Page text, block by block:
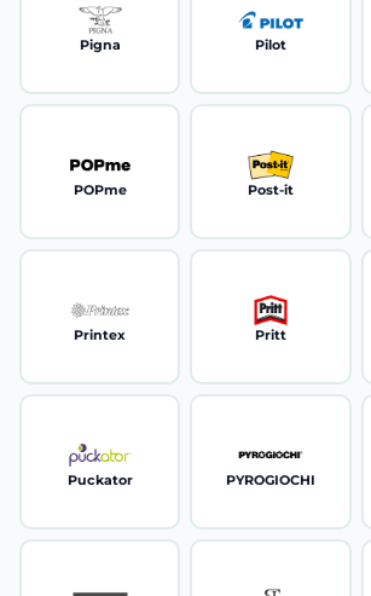
Pigna Pilot
POPme Post-it
Printex Pritt
Puckator PYROGIOCHI